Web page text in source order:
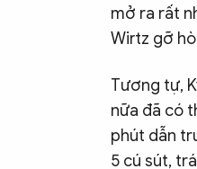
mở ra rất
Wirtz gỡ
Tương tự,
nữa đã có
phút dẫn
5 cú sút,